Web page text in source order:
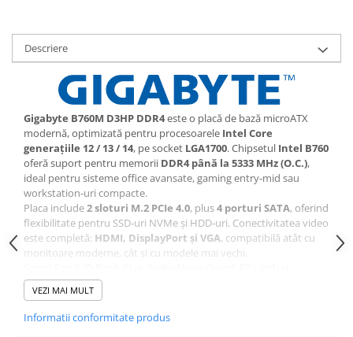
Descriere
Gigabyte B760M D3HP DDR4este o placă de bază microATX
modernă, optimizată pentru procesoarele Intel Core
generațiile 12 / 13 / 14, pe socket LGA1700. Chipsetul Intel B760
oferă suport pentru memorii DDR4 până la 5333 MHz (O.C.),
ideal pentru sisteme office avansate, gaming entry‑mid sau
workstation‑uri compacte.
Placa include2 sloturi M.2 PCIe 4.0, plus4 porturi SATA, oferind
flexibilitate pentru SSD‑uri NVMe și HDD‑uri. Conectivitatea video
este completă: HDMI, DisplayPort și VGA, compatibilă atât cu
monitoare moderne, cât și cu modele mai vechi.
designul Ultra Durable asigură stabilitate, răcire eficientă și
montaj facil. Este o soluție excelentă pentru build‑uri eficiente,
fiabile și ușor de întreținut.
VEZI MAI MULT
Informatii conformitate produs